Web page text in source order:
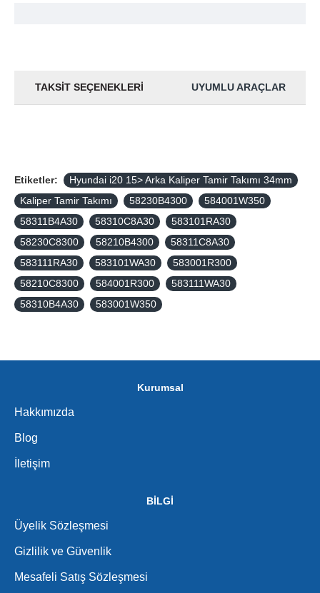
TAKSIT SEÇENEKLERI UYUMLU ARAÇLAR
Etiketler:
Hyundai i20 15> Arka Kaliper Tamir Takımı 34mm
Kaliper Tamir Takımı
58230B4300
584001W350
58311B4A30
58310C8A30
583101RA30
58230C8300
58210B4300
58311C8A30
583111RA30
583101WA30
583001R300
58210C8300
584001R300
583111WA30
58310B4A30
583001W350
Kurumsal
Hakkımızda
Blog
İletişim
BİLGİ
Üyelik Sözleşmesi
Gizlilik ve Güvenlik
Mesafeli Satış Sözleşmesi